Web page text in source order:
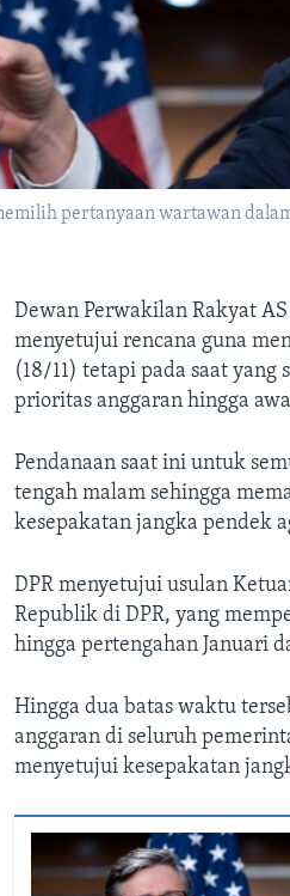
pertanyaan wartawan
Dewan Perwakilan Rakyat
menyetujui rencana guna
(18/11) tetapi pada saat
prioritas anggaran hingga
Pendanaan saat ini untuk
tengah malam sehingga
kesepakatan jangka pendek
DPR menyetujui usulan
Republik di DPR, yang
hingga pertengahan Januari
Hingga dua batas waktu
anggaran di seluruh
menyetujui kesepakatan